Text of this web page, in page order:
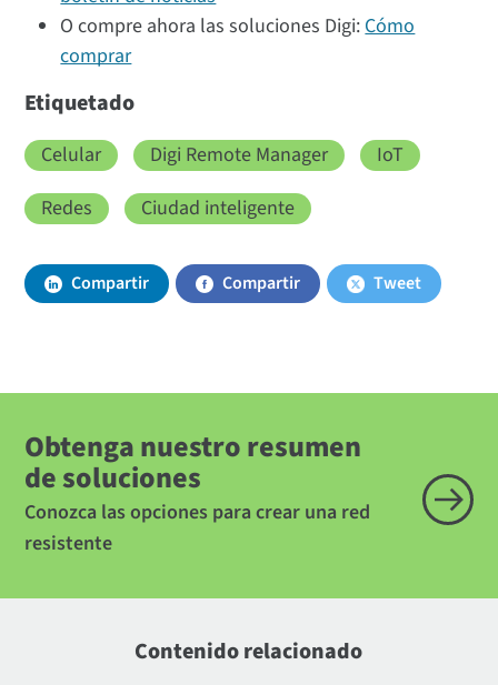
O compre ahora las soluciones Digi:Cómo
comprar
Etiquetado
Celular Digi Remote Manager
IoT
Redes
Ciudad inteligente
Compartir Compartir Tweet
Obtenga nuestro resumen
de soluciones
Conozca las opciones para crear una red
resistente
Contenido relacionado